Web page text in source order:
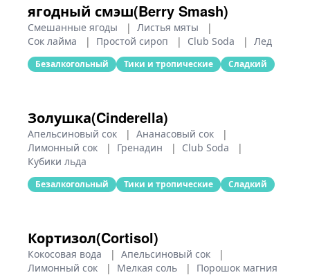
ягодный смэш(Berry Smash)
Смешанные ягоды | Листья мяты
|
Сок лайма
| Простой сироп | Club Soda | Лед
Безалкогольный Тики и тропические Сладкий
Золушка(Cinderella)
Апельсиновый сок | Ананасовый сок
|
Лимонный сок
| Гренадин | Club Soda
|
Кубики льда
Безалкогольный Тики и тропические Сладкий
Кортизол(Cortisol)
Кокосовая вода | Апельсиновый сок
|
Лимонный сок
| Мелкая соль | Порошок магния